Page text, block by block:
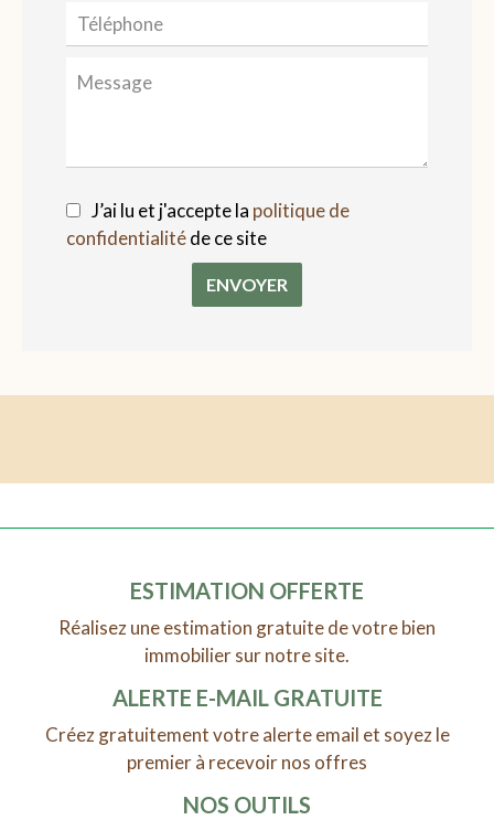
J’ai lu et j'accepte la politique de
confidentialitéde ce site
ENVOYER
ESTIMATION OFFERTE
Réalisez une estimation gratuite de votre bien
immobilier sur notre site.
ALERTE E-MAIL GRATUITE
Créez gratuitement votre alerte email et soyez le
premier à recevoir nos offres
NOS OUTILS